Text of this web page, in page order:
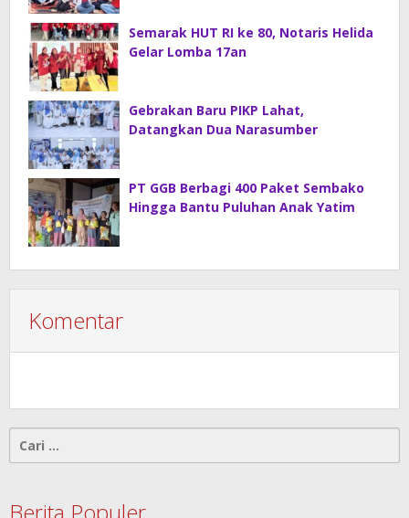
Semarak HUT RI ke 80, Notaris Helida
Gelar Lomba 17an
Gebrakan Baru PIKP Lahat,
Datangkan Dua Narasumber
PT GGB Berbagi 400 Paket Sembako
Hingga Bantu Puluhan Anak Yatim
Komentar
Cari